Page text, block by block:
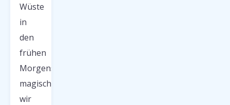
Wüste
in
den
frühen
Morgenstunden
magisch
wir